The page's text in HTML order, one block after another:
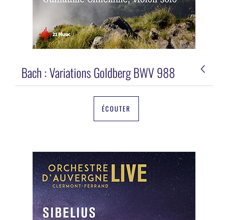
Bach : Variations Goldberg BWV 988
ÉCOUTER